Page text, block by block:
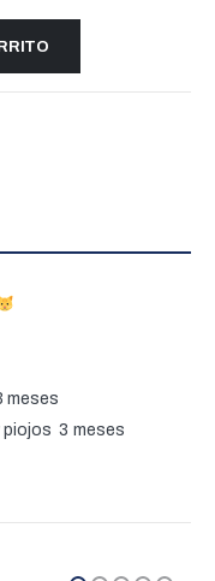
meses
piojos 3 meses